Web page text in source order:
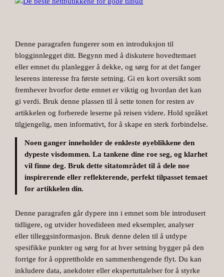
Denne paragrafen fungerer som en introduksjon til
blogginnlegget ditt. Begynn med å diskutere hovedtemaet
eller emnet du planlegger å dekke, og sørg for at det fanger
leserens interesse fra første setning. Gi en kort oversikt som
fremhever hvorfor dette emnet er viktig og hvordan det kan
gi verdi. Bruk denne plassen til å sette tonen for resten av
artikkelen og forberede leserne på reisen videre. Hold språket
tilgjengelig, men informativt, for å skape en sterk forbindelse.
Noen ganger inneholder de enkleste øyeblikkene den
dypeste visdommen. La tankene dine roe seg, og klarhet
vil finne deg. Bruk dette sitatområdet til å dele noe
inspirerende eller reflekterende, perfekt tilpasset temaet
for artikkelen din.
Denne paragrafen går dypere inn i emnet som ble introdusert
tidligere, og utvider hovedideen med eksempler, analyser
eller tilleggsinformasjon. Bruk denne delen til å utdype
spesifikke punkter og sørg for at hver setning bygger på den
forrige for å opprettholde en sammenhengende flyt. Du kan
inkludere data, anekdoter eller ekspertuttalelser for å styrke